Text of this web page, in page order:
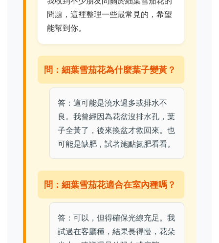
問題，這裡整理一些最常見的，希望
能幫到你。
問：細葉雪茄花為什麼葉子變黃？
答：這可能是澆水過多或排水不
良。我曾經因為花盆沒排水孔，葉
子全黃了，後來換盆才救回來。也
可能是缺肥，試著施點氮肥看看。
問：細葉雪茄花適合在室內種嗎？
答：可以，但得確保光線充足。我
試過在客廳種，結果長得慢，花朵